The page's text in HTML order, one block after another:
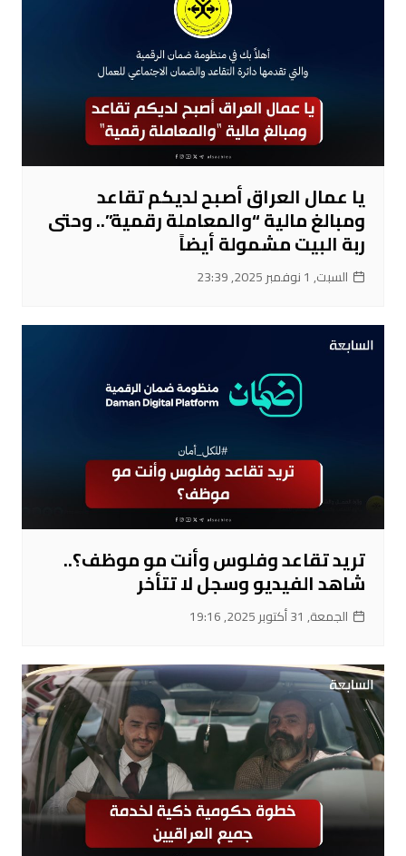
يا عمال العراق أصبح لديكم تقاعد
ومبالغ مالية “والمعاملة رقمية”.. وحتى
ربة البيت مشمولة أيضاً
السبت, 1 نوفمبر 2025, 23:39
تريد تقاعد وفلوس وأنت مو موظف؟..
شاهد الفيديو وسجل لا تتأخر
الجمعة, 31 أكتوبر 2025, 19:16